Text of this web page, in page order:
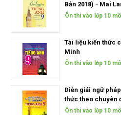
Bản 2018) - Mai
Ôn thi vào lớp 10
Tài liệu kiến thức
Minh
Ôn thi vào lớp 10
Diễn giải ngữ
thức theo chuyên
Ôn thi vào lớp 10